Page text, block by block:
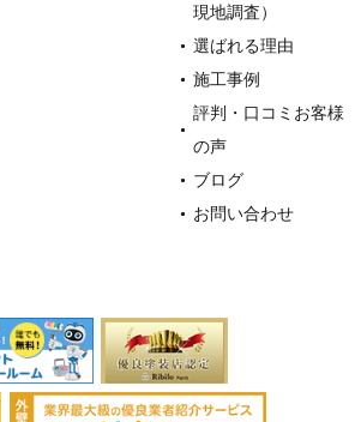
現地調査）
選ばれる理由
施工事例
評判・口コミお客様
の声
ブログ
お問い合わせ